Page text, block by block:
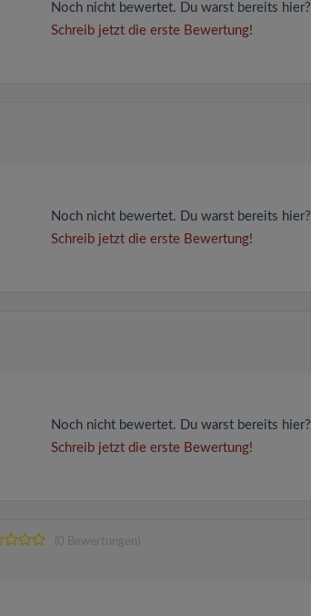
Noch nicht bewertet. Du warst bereits hier?
Schreib jetzt die erste Bewertung!
Noch nicht bewertet. Du warst bereits hier?
Schreib jetzt die erste Bewertung!
Noch nicht bewertet. Du warst bereits hier?
Schreib jetzt die erste Bewertung!
(0 Bewertungen)